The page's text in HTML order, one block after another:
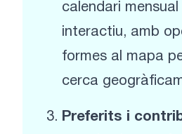
calendari
interactiu, amb
formes al mapa
cerca
Preferits i